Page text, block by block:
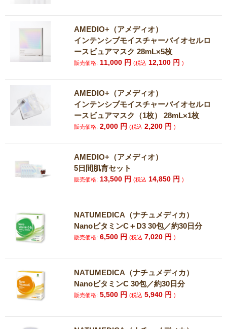
AMEDIO+（アメディオ）
インテンシブモイスチャーバイオセルロ
ースビュアマスク 28mL×5枚
販売価格: 11,000 円(税込 12,100 円)
AMEDIO+（アメディオ）
インテンシブモイスチャーバイオセルロ
ースビュアマスク（1枚） 28mL×1枚
販売価格: 2,000 円(税込 2,200 円)
AMEDIO+（アメディオ）
5日間肌育セット
販売価格: 13,500 円(税込 14,850 円)
NATUMEDICA（ナチュメディカ）
NanoビタミンC＋D3 30包／約30日分
販売価格: 6,500 円(税込 7,020 円)
NATUMEDICA（ナチュメディカ）
NanoビタミンC 30包／約30日分
販売価格: 5,500 円(税込 5,940 円)